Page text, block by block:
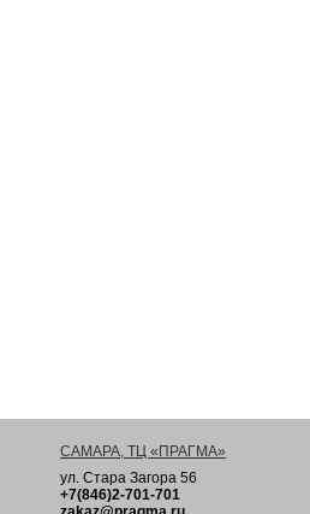
САМАРА, ТЦ «ПРАГМА»
ул. Стара Загора 56
+7(846)2-701-701